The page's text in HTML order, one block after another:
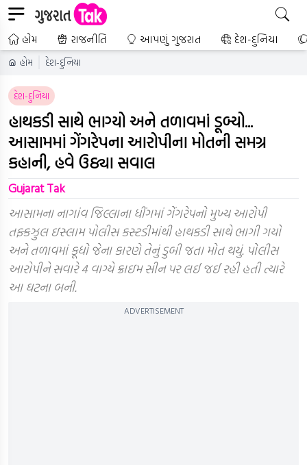
હોમ રાજનીતિ આપણું ગુજરાત દેશ-દુનિયા
હોમ દેશ-દુનિયા
દેશ-દુનિયા
હાથકડી સાથે ભાગ્યો અને તળાવમાં ડૂબ્યો...
આસામમાં ગેંગરેપના આરોપીના મોતની સમગ્ર
કહાની, હવે ઉઠ્યા સવાલ
Gujarat Tak
આસામના નાગાંવ જિલ્લાના ધીંગમાં ગેંગરેપનો મુખ્ય આરોપી
તફ્કઝુલ ઇસ્લામ પોલીસ કસ્ટડીમાંથી હાથકડી સાથે ભાગી ગયો
અને તળાવમાં કૂદ્યો જેના કારણે તેનું ડુબી જતા મોત થયું. પોલીસ
આરોપીને સવારે 4 વાગ્યે ક્રાઇમ સીન પર લઈ જઈ રહી હતી ત્યારે
આ ઘટના બની.
ADVERTISEMENT